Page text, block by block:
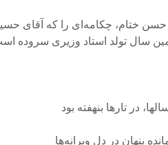
حسن ختام، چکامه‌ای را که آقای
سال تولد استاد وزیری سروده
در تارها بنهفته بود
پنهان در دل ویرانه‌ها